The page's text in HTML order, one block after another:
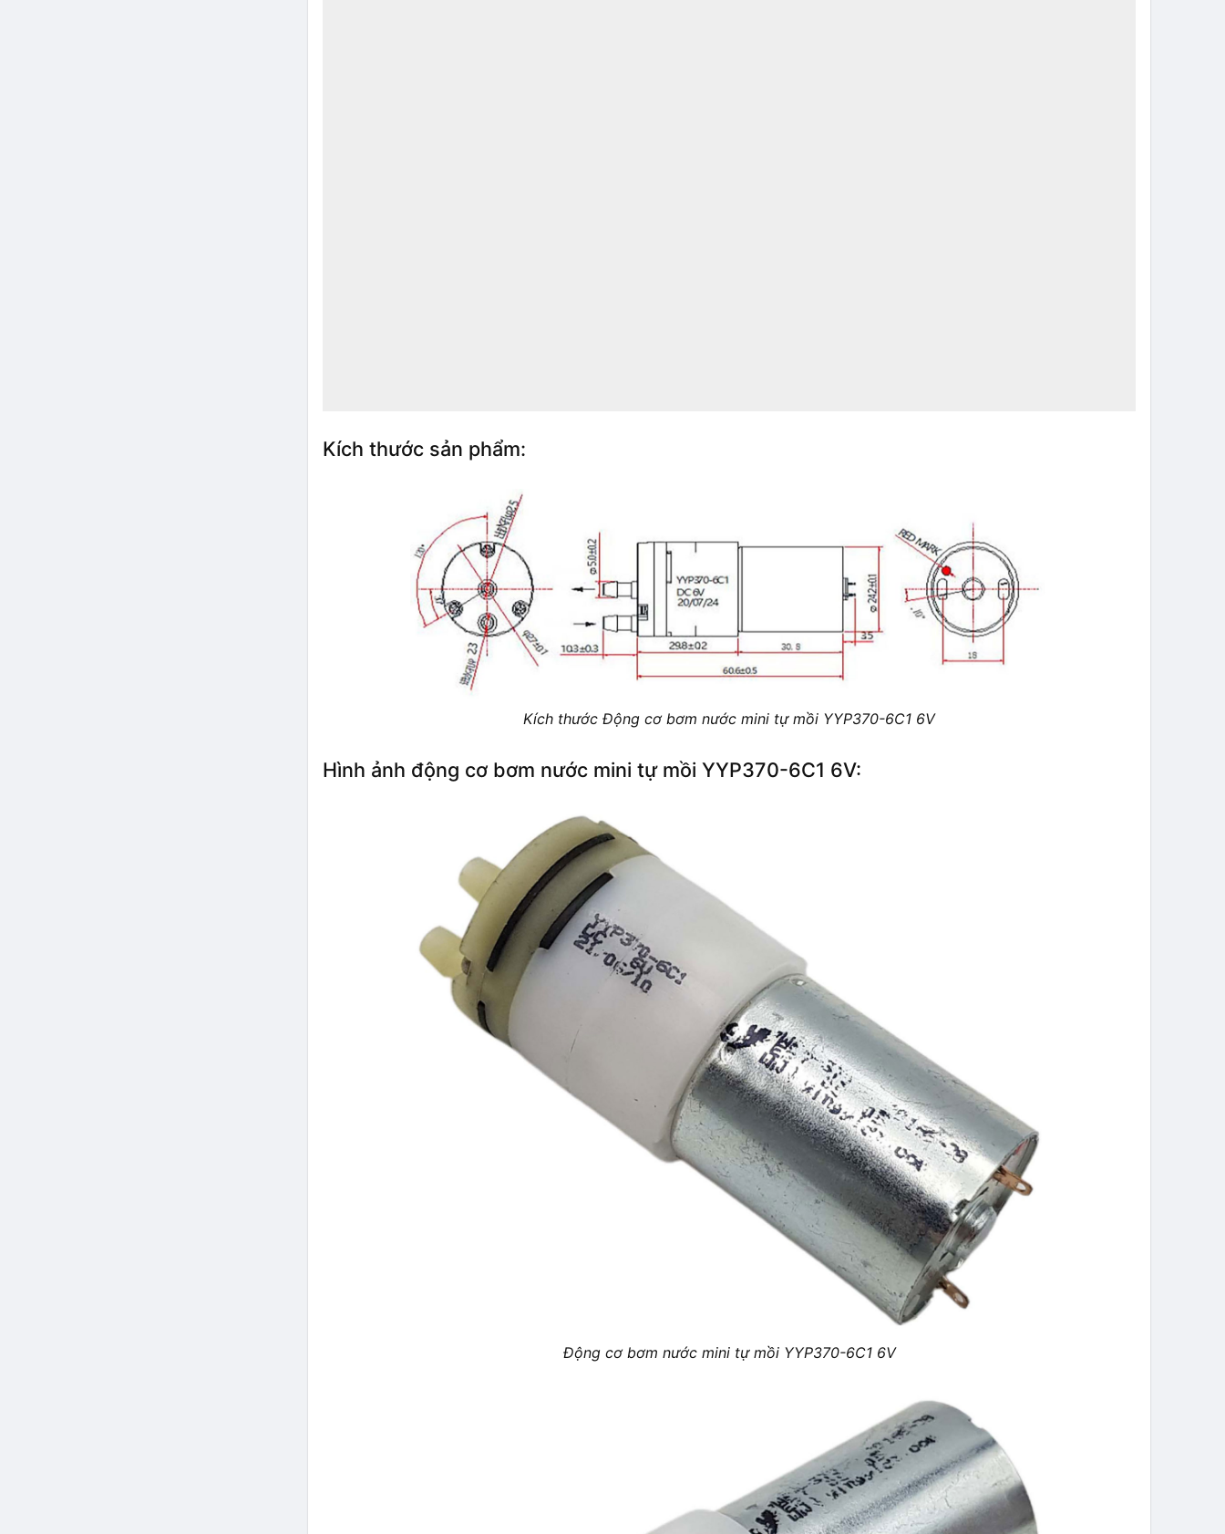
Kích thước sản phẩm:
Kích thước Động cơ bơm nước mini tự mồi YYP370-6C1 6V
Hình ảnh động cơ bơm nước mini tự mồi YYP370-6C1 6V:
Động cơ bơm nước mini tự mồi YYP370-6C1 6V